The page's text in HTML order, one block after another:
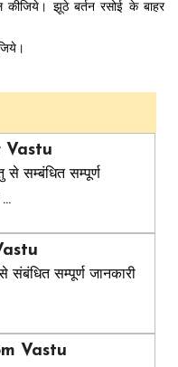
झूठे बर्तन रसोई के बाहर
Vastu
से सम्बंधित सम्पूर्ण
सम्पूर्ण जानकारी
Vastu